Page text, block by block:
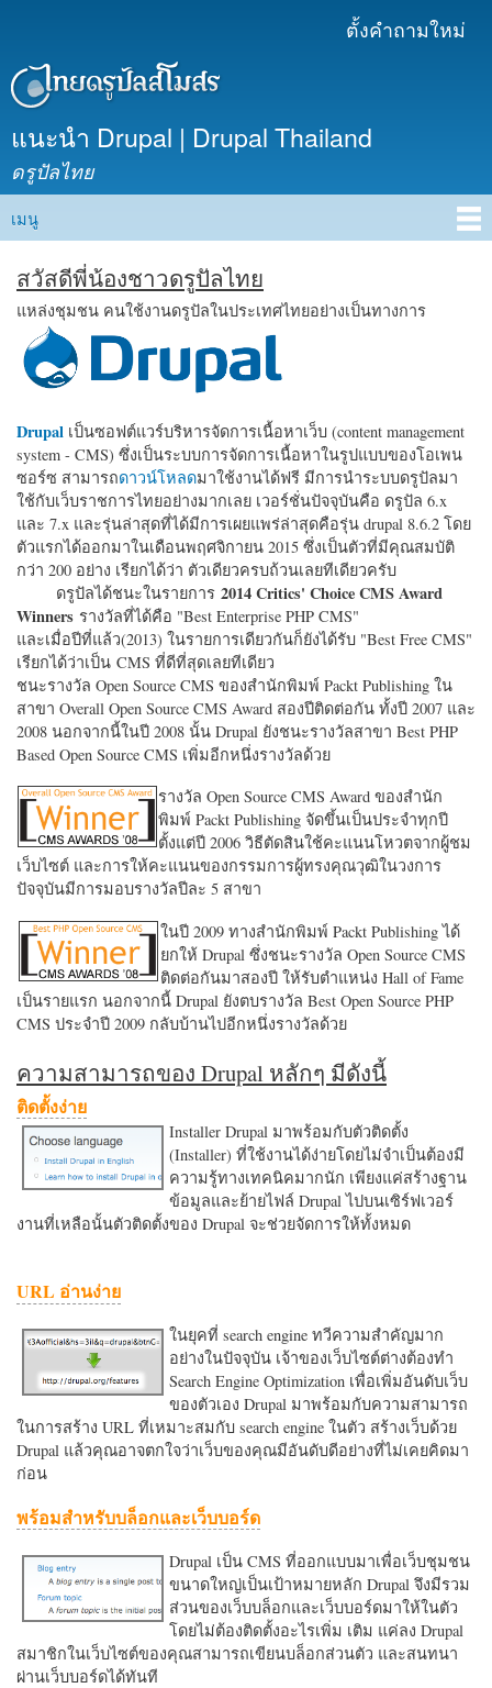
เนื้อหา
ตั้งคำถามใหม่
แนะนำ Drupal | Drupal Thailand
ดรูปัลไทย
Main menu
เมนู
สวัสดีพี่น้องชาวดรูปัลไทย
แหล่งชุมชน คนใช้งานดรูปัลในประเทศไทยอย่างเป็นทางการ
Drupal เป็นซอฟต์แวร์บริหารจัดการเนื้อหาเว็บ (content management
system - CMS) ซึ่งเป็นระบบการจัดการเนื้อหาในรูปแบบของโอเพน
ซอร์ซ สามารถดาวน์โหลดมาใช้งานได้ฟรี มีการนำระบบดรูปัลมา
ใช้กับเว็บราชการไทยอย่างมากเลย เวอร์ชั่นปัจจุบันคือ ดรูปัล 6.x
และ 7.x และรุ่นล่าสุดที่ได้มีการเผยแพร่ล่าสุดคือรุ่น drupal 8.6.2 โดย
ตัวแรกได้ออกมาในเดือนพฤศจิกายน 2015 ซึ่งเป็นตัวที่มีคุณสมบัติ
กว่า 200 อย่าง เรียกได้ว่า ตัวเดียวครบถ้วนเลยทีเดียวครับ
ดรูปัลได้ชนะในรายการ 2014 Critics' Choice CMS Award
Winners รางวัลที่ได้คือ "Best Enterprise PHP CMS"
และเมื่อปีที่แล้ว(2013) ในรายการเดียวกันก็ยังได้รับ "Best Free CMS"
เรียกได้ว่าเป็น CMS ที่ดีที่สุดเลยทีเดียว
ชนะรางวัล Open Source CMS ของสำนักพิมพ์ Packt Publishing ใน
สาขา Overall Open Source CMS Award สองปีติดต่อกัน ทั้งปี 2007 และ
2008 นอกจากนี้ในปี 2008 นั้น Drupal ยังชนะรางวัลสาขา Best PHP
Based Open Source CMS เพิ่มอีกหนึ่งรางวัลด้วย
รางวัล Open Source CMS Award ของสำนัก
พิมพ์ Packt Publishing จัดขึ้นเป็นประจำทุกปี
ตั้งแต่ปี 2006 วิธีตัดสินใช้คะแนนโหวตจากผู้ชม
เว็บไซต์ และการให้คะแนนของกรรมการผู้ทรงคุณวุฒิในวงการ
ปัจจุบันมีการมอบรางวัลปีละ 5 สาขา
ในปี 2009 ทางสำนักพิมพ์ Packt Publishing ได้
ยกให้ Drupal ซึ่งชนะรางวัล Open Source CMS
ติดต่อกันมาสองปี ให้รับตำแหน่ง Hall of Fame
เป็นรายแรก นอกจากนี้ Drupal ยังตบรางวัล Best Open Source PHP
CMS ประจำปี 2009 กลับบ้านไปอีกหนึ่งรางวัลด้วย
ความสามารถของ Drupal หลักๆ มีดังนี้
ติดตั้งง่าย
Installer Drupal มาพร้อมกับตัวติดตั้ง
(Installer) ที่ใช้งานได้ง่ายโดยไม่จำเป็นต้องมี
ความรู้ทางเทคนิคมากนัก เพียงแค่สร้างฐาน
ข้อมูลและย้ายไฟล์ Drupal ไปบนเซิร์ฟเวอร์
งานที่เหลือนั้นตัวติดตั้งของ Drupal จะช่วยจัดการให้ทั้งหมด
URL อ่านง่าย
ในยุคที่ search engine ทวีความสำคัญมาก
อย่างในปัจจุบัน เจ้าของเว็บไซต์ต่างต้องทำ
Search Engine Optimization เพื่อเพิ่มอันดับเว็บ
ของตัวเอง Drupal มาพร้อมกับความสามารถ
ในการสร้าง URL ที่เหมาะสมกับ search engine ในตัว สร้างเว็บด้วย
Drupal แล้วคุณอาจตกใจว่าเว็บของคุณมีอันดับดีอย่างที่ไม่เคยคิดมา
ก่อน
พร้อมสำหรับบล็อกและเว็บบอร์ด
Drupal เป็น CMS ที่ออกแบบมาเพื่อเว็บชุมชน
ขนาดใหญ่เป็นเป้าหมายหลัก Drupal จึงมีรวม
ส่วนของเว็บบล็อกและเว็บบอร์ดมาให้ในตัว
โดยไม่ต้องติดตั้งอะไรเพิ่ม เติม แค่ลง Drupal
สมาชิกในเว็บไซต์ของคุณสามารถเขียนบล็อกส่วนตัว และสนทนา
ผ่านเว็บบอร์ดได้ทันที